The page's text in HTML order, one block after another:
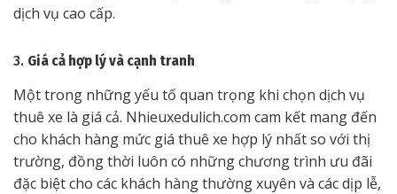
dịch vụ cao cấp.
3. Giá cả hợp lý và cạnh tranh
Một trong những yếu tố quan trọng khi chọn dịch vụ
thuê xe là giá cả. Nhieuxedulich.com cam kết mang đến
cho khách hàng mức giá thuê xe hợp lý nhất so với thị
trường, đồng thời luôn có những chương trình ưu đãi
đặc biệt cho các khách hàng thường xuyên và các dịp lễ,